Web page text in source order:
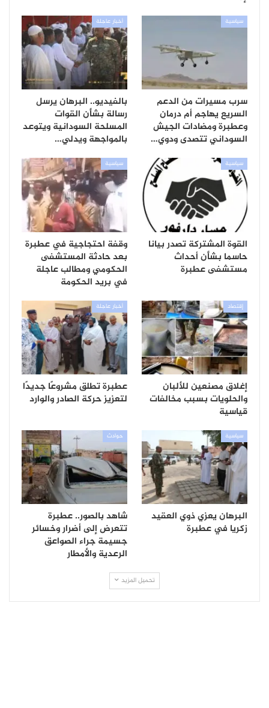
سياسية
سرب مسيرات من الدعم
السريع يهاجم أم درمان
وعطبرة ومضادات الجيش
السوداني تتصدى ودوي…
أخبار عاجلة
بالفيديو.. البرهان يرسل
رسالة بشأن القوات
المسلحة السودانية ويتوعد
بالمواجهة ويدلي…
سياسية
القوة المشتركة تصدر بيانا
حاسما بشأن أحداث
مستشفى عطبرة
سياسية
وقفة احتجاجية في عطبرة
بعد حادثة المستشفى
الحكومي ومطالب عاجلة
في بريد الحكومة
إقتصاد
إغلاق مصنعين للألبان
والحلويات بسبب مخالفات
قياسية
أخبار عاجلة
عطبرة تطلق مشروعًا جديدًا
لتعزيز حركة الصادر والوارد
سياسية
البرهان يعزي ذوي العقيد
زكريا في عطبرة
حوادث
شاهد بالصور.. عطبرة
تتعرض إلى أضرار وخسائر
جسيمة جراء الصواعق
الرعدية والأمطار
تحميل المزيد